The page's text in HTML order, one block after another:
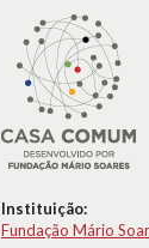
Instituição:
Fundação Mário